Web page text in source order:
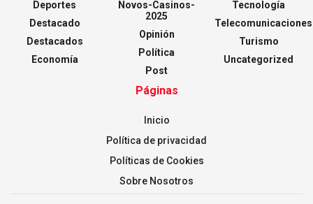
Deportes
Destacado
Destacados
Economía
Novos-Casinos-
2025
Opinión
Política
Post
Tecnología
Telecomunicaciones
Turismo
Uncategorized
Páginas
Inicio
Política de privacidad
Políticas de Cookies
Sobre Nosotros